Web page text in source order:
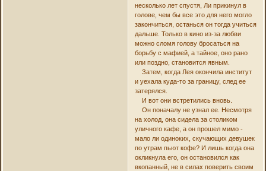
несколько лет спустя, Ли прикинул в
голове, чем бы все это для него могло
закончиться, останься он тогда учиться
дальше. Только в кино из-за любви
можно сломя голову бросаться на
борьбу с мафией, а тайное, оно рано
или поздно, становится явным.
Затем, когда Лея окончила институт
и уехала куда-то за границу, след ее
затерялся.
И вот они встретились вновь.
Он поначалу не узнал ее. Несмотря
на холод, она сидела за столиком
уличного кафе, а он прошел мимо -
мало ли одиноких, скучающих девушек
по утрам пьют кофе? И лишь когда она
окликнула его, он остановился как
вкопанный, не в силах поверить своим